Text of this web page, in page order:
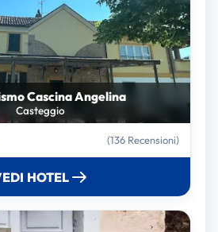
Cascina Angelina
Casteggio
(136 Recensioni)
HOTEL